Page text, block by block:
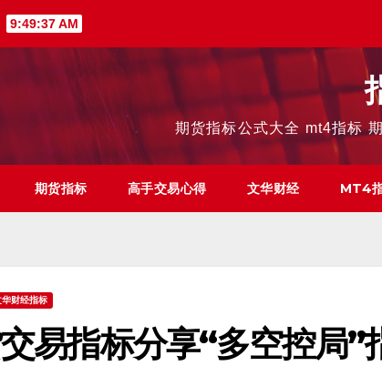
9:49:38 AM
期货指标公式大全 mt4指标
期货指标 高手交易心得 文华财经 MT4
华财经指标
易指标分享“多空控局”